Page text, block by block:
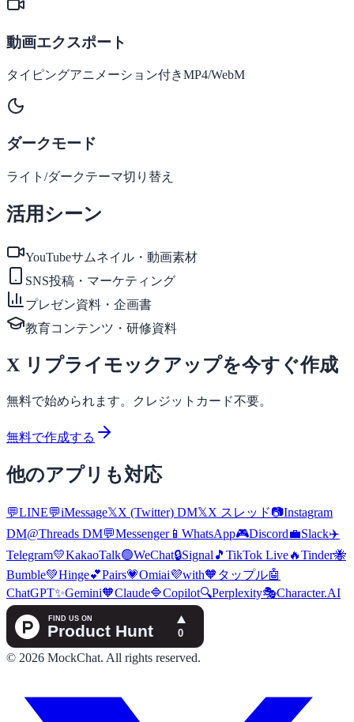
動画エクスポート
タイピングアニメーション付きMP4/WebM
ダークモード
ライト/ダークテーマ切り替え
活用シーン
YouTubeサムネイル・動画素材
SNS投稿・マーケティング
プレゼン資料・企画書
教育コンテンツ・研修資料
X リプライモックアップを今すぐ作成
無料で始められます。クレジットカード不要。
無料で作成する
他のアプリも対応
💬LINE💬iMessage𝕏X (Twitter) DM𝕏X スレッド📷Instagram
DM@Threads DM💬Messenger📱 WhatsApp🎮Discord💼Slack✈️
Telegram💛KakaoTalk🟢WeChat🔒Signal 🎵 TikTok Live🔥Tinder🐝
Bumble💚Hinge💕Pairs💗Omiai💜with🧡 タップル🤖
ChatGPT✨Gemini🧡Claude🔷Copilot🔍Perplexity🎭Character.AI
© 2026 MockChat. All rights reserved.